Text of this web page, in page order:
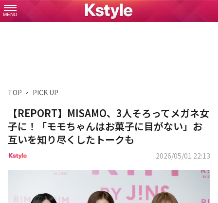
MENU
TOP PICK UP
【REPORT】MISAMO、3人そろってメガネ女
子に！「モモちゃんはお菓子に目がない」お
互いを知り尽くしたトークも
2026/05/01 22:13